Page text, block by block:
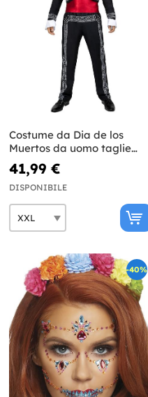
Costume da Dia de los
Muertos da uomo taglie
forti
41,99 €
DISPONIBILE
-40%